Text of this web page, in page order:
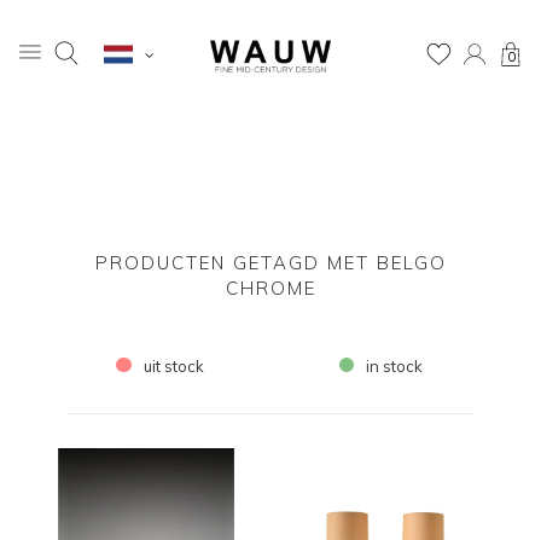
0
PRODUCTEN GETAGD MET BELGO
CHROME
uit stock in stock